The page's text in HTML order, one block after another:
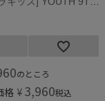
のところ
格 ¥ 3,960税込